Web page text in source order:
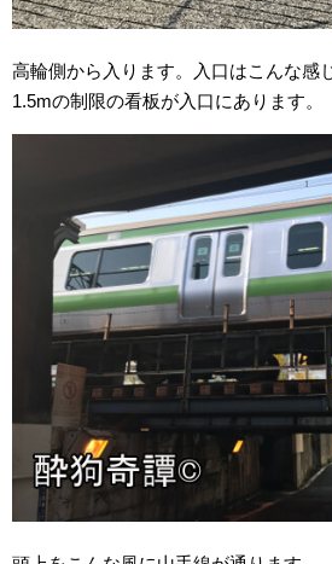
高輪側から入ります。入口はこんな感
1.5mの制限の看板が入口にあります。